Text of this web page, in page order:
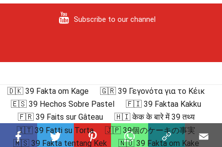
Subscribe to our channel
🇩🇰 39 Fakta om Kage
🇬🇷 39 Γεγονότα για το Κέικ
🇪🇸 39 Hechos Sobre Pastel
🇫🇮 39 Faktaa Kakku
🇫🇷 39 Faits sur Gâteau
🇭🇮 केक के बारे में 39 तथ्य
🇮🇹 39 Fatti su Torta
🇯🇵 39個のケーキの事実
🇲🇸 39 Fakta tentang Kek
🇳🇴 39 Fakta om Kake